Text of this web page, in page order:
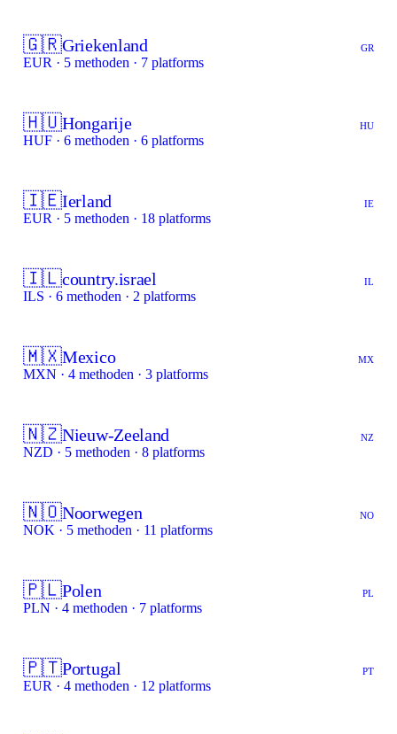
🇬🇷Griekenland GR
EUR · 5 methoden · 7 platforms
🇭🇺Hongarije HU
HUF · 6 methoden · 6 platforms
🇮🇪Ierland IE
EUR · 5 methoden · 18 platforms
🇮🇱country.israel IL
ILS · 6 methoden · 2 platforms
🇲🇽Mexico MX
MXN · 4 methoden · 3 platforms
🇳🇿Nieuw-Zeeland NZ
NZD · 5 methoden · 8 platforms
🇳🇴Noorwegen NO
NOK · 5 methoden · 11 platforms
🇵🇱Polen PL
PLN · 4 methoden · 7 platforms
🇵🇹Portugal PT
EUR · 4 methoden · 12 platforms